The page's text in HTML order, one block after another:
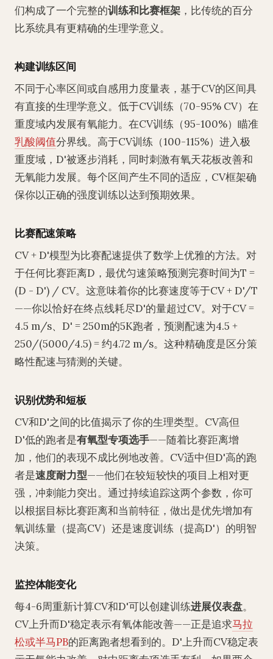
们构成了一个完整的训练和比赛框架 ，比传统的百分
比系统具有更精确的生理学意义。
构建训练区间
不同于心率区间或自感用力度量表，基于CV的区间具
有直接的生理学意义。低于CV训练（70-95% CV）在
重度域内发展有氧能力。在CV训练（95-100%）瞄准
乳酸阈值分界线。高于CV训练（100-115%）进入极
重度域，D'被逐步消耗，同时刺激有氧天花板改善和
无氧能力发展。每个区间产生不同的适应，CV框架确
保你以正确的强度训练以达到预期效果。
比赛配速策略
CV + D'模型为比赛配速提供了数学上优雅的方法。对
于任何比赛距离D，最优匀速策略预测完赛时间为T =
(D - D') / CV。这意味着你的比赛速度等于CV + D'/T
——你以恰好在终点线耗尽D'的量超过CV。对于CV =
4.5 m/s、D' = 250m的5K跑者，预测配速为4.5 +
250/(5000/4.5) = 约4.72 m/s。这种精确度是区分策
略性配速与猜测的关键。
识别优势和短板
CV和D'之间的比值揭示了你的生理类型。CV高但
D'低的跑者是有氧型专项选手——随着比赛距离增
加，他们的表现不成比例地改善。CV适中但D'高的跑
者是速度耐力型——他们在较短较快的项目上相对更
强，冲刺能力突出。通过持续追踪这两个参数，你可
以根据目标比赛距离和当前特征，做出是优先增加有
氧训练量（提高CV）还是速度训练（提高D'）的明智
决策。
监控体能变化
每4-6周重新计算CV和D'可以创建训练进展仪表盘。
CV上升而D'稳定表示有氧体能改善——正是追求马拉
松或半马PB的距离跑者想看到的。D'上升而CV稳定表